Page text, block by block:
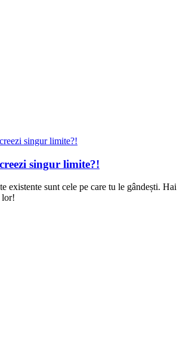
singur limite?!
existente sunt cele pe care tu le gândești. Hai
lor!